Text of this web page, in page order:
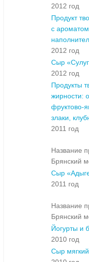
2012 год
Продукт
с
2012 год
Сыр
2012 год
Продукты
жирности:
фруктово-
злаки,
2011 год
Название
Брянский
Сыр
2011 год
Название
Брянский
Йогурты и
2010 год
Сыр